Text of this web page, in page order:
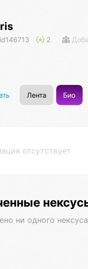
2
Лента Био
отсутствует
ни одного нексуса